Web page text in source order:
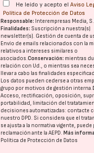
He leído y acepto elAviso
Política de Protección de Datos
Responsable: Interempresas Media,
Finalidades: Suscripción a nuestra(s)
newsletter(s). Gestión de cuenta de
Envío de emails relacionados con la
relativos a intereses similares o
asociados.Conservación: mientras
relación con Ud., o mientras sea
llevar a cabo las finalidades
Los datos pueden cederse a otras
grupo por motivos de gestión interna.
Acceso, rectificación, oposición,
portabilidad, limitación del
decisiones automatizadas: contacte
nuestro DPD . Si considera que el
se ajusta a la normativa vigente,
reclamación ante laAEPD .Más
Política de Protección de Datos